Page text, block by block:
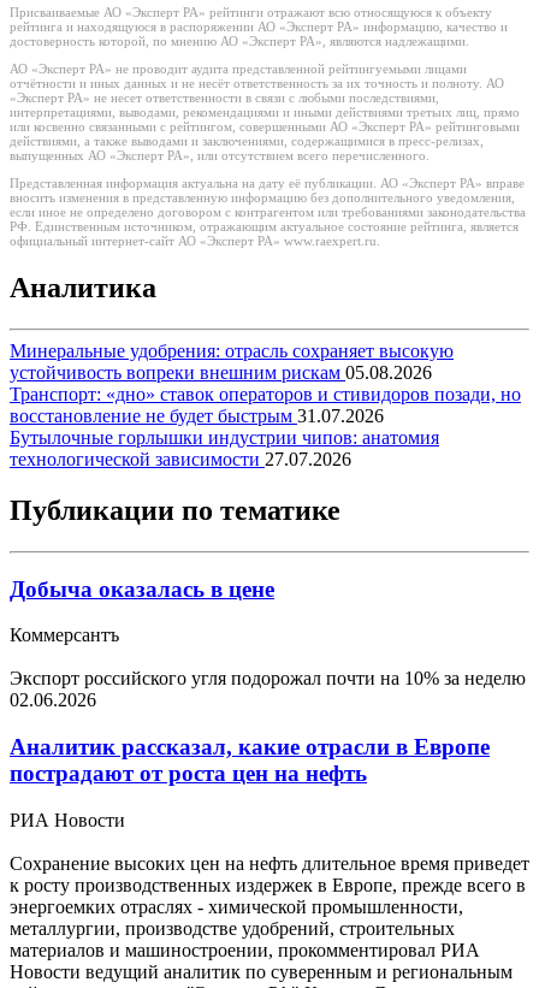
Присваиваемые АО «Эксперт РА» рейтинги отражают всю относящуюся к объекту
рейтинга и находящуюся в распоряжении АО «Эксперт РА» информацию, качество и
достоверность которой, по мнению АО «Эксперт РА», являются надлежащими.
АО «Эксперт РА» не проводит аудита представленной рейтингуемыми лицами
отчётности и иных данных и не несёт ответственность за их точность и полноту. АО
«Эксперт РА» не несет ответственности в связи с любыми последствиями,
интерпретациями, выводами, рекомендациями и иными действиями третьих лиц, прямо
или косвенно связанными с рейтингом, совершенными АО «Эксперт РА» рейтинговыми
действиями, а также выводами и заключениями, содержащимися в пресс-релизах,
выпущенных АО «Эксперт РА», или отсутствием всего перечисленного.
Представленная информация актуальна на дату её публикации. АО «Эксперт РА» вправе
вносить изменения в представленную информацию без дополнительного уведомления,
если иное не определено договором с контрагентом или требованиями законодательства
РФ. Единственным источником, отражающим актуальное состояние рейтинга, является
официальный интернет-сайт АО «Эксперт РА» www.raexpert.ru.
Аналитика
Минеральные удобрения: отрасль сохраняет высокую
устойчивость вопреки внешним рискам 05.08.2026
Транспорт: «дно» ставок операторов и стивидоров позади, но
восстановление не будет быстрым 31.07.2026
Бутылочные горлышки индустрии чипов: анатомия
технологической зависимости 27.07.2026
Публикации по тематике
Добыча оказалась в цене
Коммерсантъ
Экспорт российского угля подорожал почти на 10% за неделю
02.06.2026
Аналитик рассказал, какие отрасли в Европе
пострадают от роста цен на нефть
РИА Новости
Сохранение высоких цен на нефть длительное время приведет
к росту производственных издержек в Европе, прежде всего в
энергоемких отраслях - химической промышленности,
металлургии, производстве удобрений, строительных
материалов и машиностроении, прокомментировал РИА
Новости ведущий аналитик по суверенным и региональным